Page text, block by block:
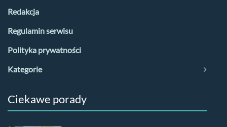
Redakcja
Regulamin serwisu
Polityka prywatności
Kategorie
Ciekawe porady